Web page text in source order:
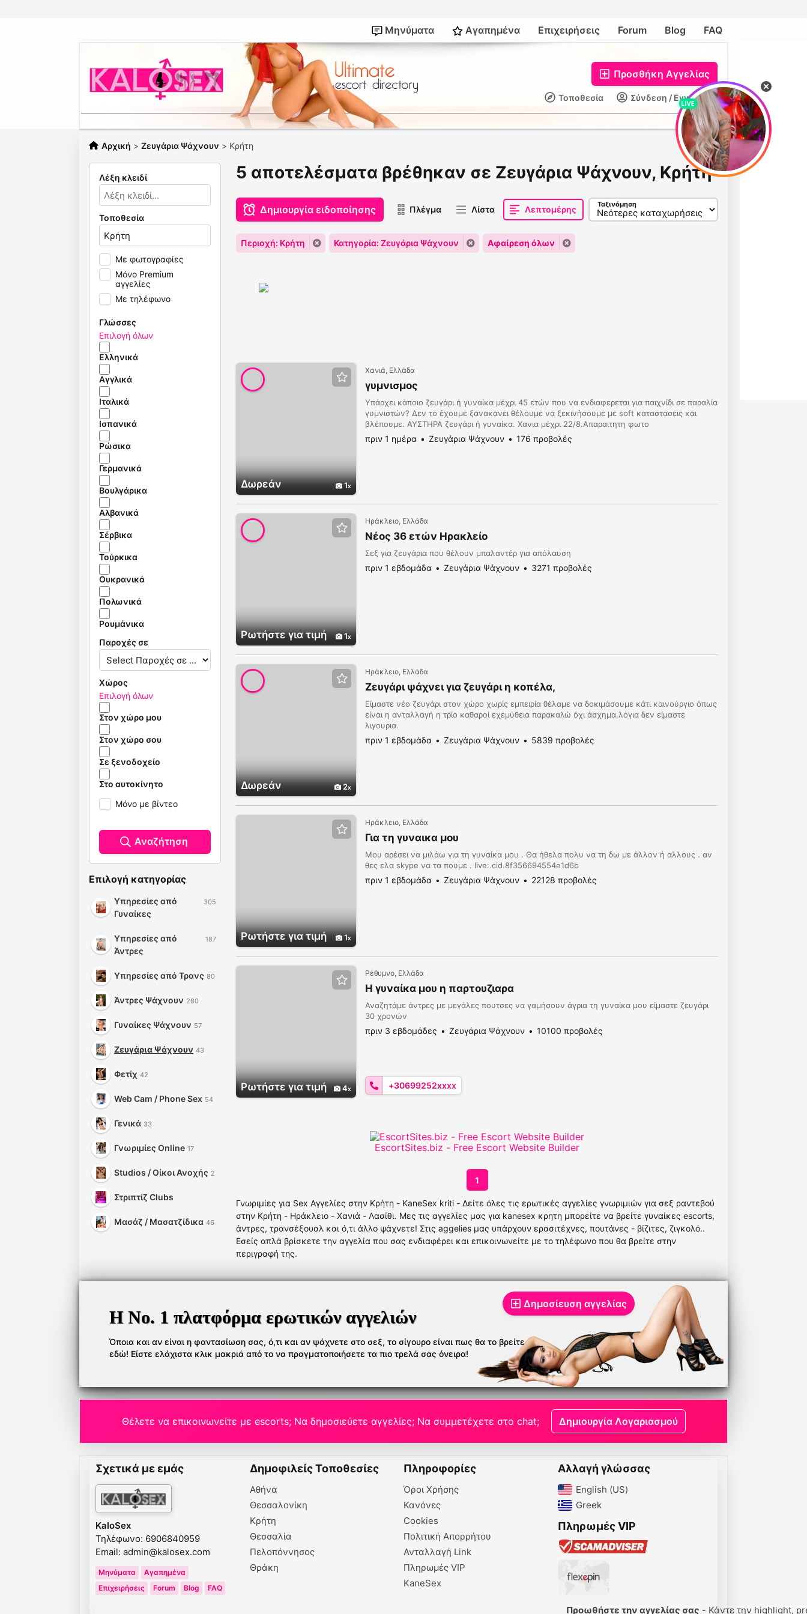
Μηνύματα Αγαπημένα Επιχειρήσεις Forum Blog FAQ
Προσθήκη Αγγελίας
Σύνδεση / Εγγραφή
Τοποθεσία
Αρχική > Ζευγάρια Ψάχνουν > Κρήτη
Λέξη κλειδί
Τοποθεσία
Με φωτογραφίες
Μόνο Premium
αγγελίες
Με τηλέφωνο
Γλώσσες
Επιλογή όλων
Ελληνικά
Αγγλικά
Ιταλικά
Ισπανικά
Ρώσικα
Γερμανικά
Βουλγάρικα
Αλβανικά
Σέρβικα
Τούρκικα
Ουκρανικά
Πολωνικά
Ρουμάνικα
Παροχές σε
Χώρος
Επιλογή όλων
Στον χώρο μου
Στον χώρο σου
Σε ξενοδοχείο
Στο αυτοκίνητο
Μόνο με βίντεο
Αναζήτηση
Επιλογή κατηγορίας
Υπηρεσίες από
Γυναίκες
305
Υπηρεσίες από
Άντρες
187
Υπηρεσίες από Τρανς 80
Άντρες Ψάχνουν 280
Γυναίκες Ψάχνουν 57
Ζευγάρια Ψάχνουν 43
Φετίχ 42
Web Cam / Phone Sex 54
Γενικά 33
Γνωριμίες Online 17
Studios / Οίκοι Ανοχής 2
Στριπτίζ Clubs
Μασάζ / Μασατζίδικα 46
5 αποτελέσματα βρέθηκαν σε Ζευγάρια Ψάχνουν, Κρήτη
Δημιουργία ειδοποίησης Πλέγμα Λίστα Λεπτομέρης Ταξινόμηση
Περιοχή: Κρήτη Κατηγορία: Ζευγάρια Ψάχνουν Αφαίρεση όλων
Δωρεάν 1
Χανιά, Ελλάδα
γυμνισμος
Υπάρχει κάποιο ζευγάρι ή γυναίκα μέχρι 45 ετών που να ενδιαφερεται για παιχνίδι σε παραλία
γυμνιστών? Δεν το έχουμε ξανακανει θέλουμε να ξεκινήσουμε με soft καταστασεις και
βλέπουμε. ΑΥΣΤΗΡΑ ζευγάρι ή γυναίκα. Χανια μέχρι 22/8.Απαραιτητη φωτο
πριν 1 ημέρα Ζευγάρια Ψάχνουν 176 προβολές
Ρωτήστε για τιμή 1
Ηράκλειο, Ελλάδα
Νέος 36 ετών Ηρακλείο
Σεξ για ζευγάρια που θέλουν μπαλαντέρ για απόλαυση
πριν 1 εβδομάδα Ζευγάρια Ψάχνουν 3271 προβολές
Δωρεάν 2
Ηράκλειο, Ελλάδα
Ζευγάρι ψάχνει για ζευγάρι η κοπέλα,
Είμαστε νέο ζευγάρι στον χώρο χωρίς εμπειρία θέλαμε να δοκιμάσουμε κάτι καινούργιο όπως
είναι η ανταλλαγή η τρίο καθαροί εχεμύθεια παρακαλώ όχι άσχημα,λόγια δεν είμαστε
λιγουρια.
πριν 1 εβδομάδα Ζευγάρια Ψάχνουν 5839 προβολές
Ρωτήστε για τιμή 1
Ηράκλειο, Ελλάδα
Για τη γυναικα μου
Μου αρέσει να μιλάω για τη γυναίκα μου . Θα ήθελα πολυ να τη δω με άλλον ή αλλους . αν
θες ελα skype να τα πουμε . live:.cid.8f356694554e1d6b
πριν 1 εβδομάδα Ζευγάρια Ψάχνουν 22128 προβολές
Ρωτήστε για τιμή 4
Ρέθυμνο, Ελλάδα
Η γυναίκα μου η παρτουζιαρα
Αναζητάμε άντρες με μεγάλες πουτσες να γαμήσουν άγρια τη γυναίκα μου είμαστε ζευγάρι
30 χρονών
πριν 3 εβδομάδες Ζευγάρια Ψάχνουν 10100 προβολές
+30699252xxxx
EscortSites.biz - Free Escort Website Builder
1
Γνωριμίες για Sex Αγγελίες στην Κρήτη - KaneSex kriti - Δείτε όλες τις ερωτικές αγγελίες γνωριμιών για σεξ ραντεβού
στην Κρήτη - Ηράκλειο - Χανιά - Λασίθι. Μες τις αγγελίες μας για kanesex κρητη μπορείτε να βρείτε γυναίκες escorts,
άντρες, τρανσέξουαλ και ό,τι άλλο ψάχνετε! Στις aggelies μας υπάρχουν ερασιτέχνες, πουτάνες - βίζιτες, ζιγκολό..
Εσείς απλά βρίσκετε την αγγελία που σας ενδιαφέρει και επικοινωνείτε με το τηλέφωνο που θα βρείτε στην
περιγραφή της.
Η Νο. 1 πλατφόρμα ερωτικών αγγελιών
Όποια και αν είναι η φαντασίωση σας, ό,τι και αν ψάχνετε στο σεξ, το σίγουρο είναι πως θα το βρείτε
εδώ! Είστε ελάχιστα κλικ μακριά από το να πραγματοποιήσετε τα πιο τρελά σας όνειρα!
Δημοσίευση αγγελίας
Θέλετε να επικοινωνείτε με escorts; Να δημοσιεύετε αγγελίες; Να συμμετέχετε στο chat; Δημιουργία Λογαριασμού
Σχετικά με εμάς
KaloSex
Τηλέφωνο: 6906840959
Email: admin@kalosex.com
Μηνύματα
Αγαπημένα
Επιχειρήσεις
Forum Blog FAQ
Δημοφιλείς Τοποθεσίες
Αθήνα
Θεσσαλονίκη
Κρήτη
Θεσσαλία
Πελοπόννησος
Θράκη
Πληροφορίες
Όροι Χρήσης
Κανόνες
Cookies
Πολιτική Απορρήτου
Ανταλλαγή Link
Πληρωμές VIP
KaneSex
Αλλαγή γλώσσας
English (US)‎
Greek‎
Πληρωμές VIP
Προωθήστε την αγγελίας σας - Κάντε την highlight,